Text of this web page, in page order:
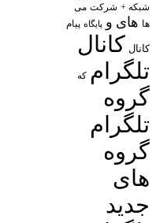
شبکه + شرکت می
ها های و پایگاه پیام
کانال کانال
تلگرام که
گروه
تلگرام
گروه
های
جدید